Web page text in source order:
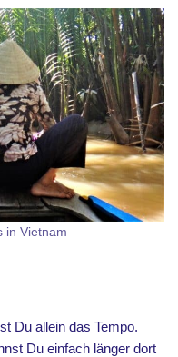
in Vietnam
Du allein das Tempo.
Du einfach länger dort